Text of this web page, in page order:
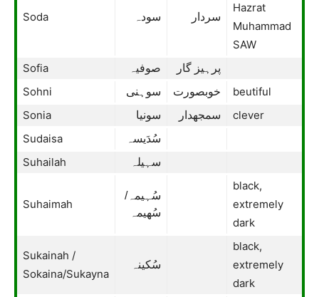
Soda سودہ سردار
Hazrat
Muhammad
SAW
Sofia
صوفیہ پرہیز گار
Sohni سوہنی خوبصورت
beutiful
Sonia
سونیا سمجھدار
clever
Sudaisa
سُدَیسہ
Suhailah سہیلہ
Suhaimah
سُہیمہ/
سُهيمہ
black,
extremely
dark
Sukainah /
Sokaina/Sukayna
سُكينہ
black,
extremely
dark